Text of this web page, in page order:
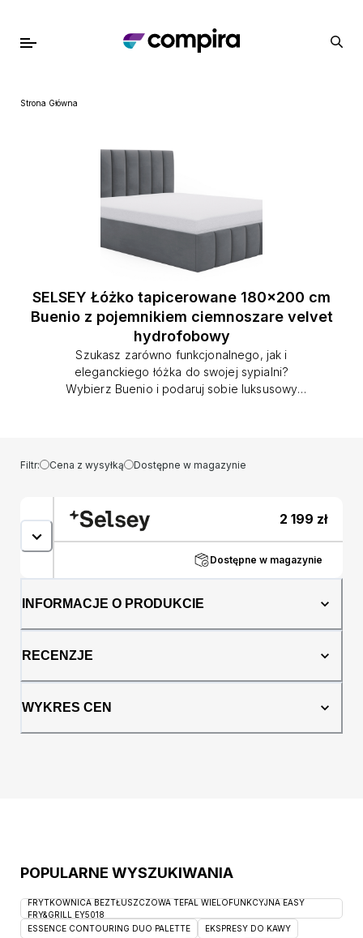
Strona Główna
SELSEY Łóżko tapicerowane 180x200 cm
Buenio z pojemnikiem ciemnoszare velvet
hydrofobowy
Szukasz zarówno funkcjonalnego, jak i
eleganckiego łóżka do swojej sypialni?
Wybierz Buenio i podaruj sobie luksusowy
wezgłowie prezentuje się niezwykle
efektownie dzięki gustownym przeszyciom w
przytulności i subtelnej finezji. Element
stanowi fantastyczną podporę dla Twoich
pleców podczas wieczornego seansu lub
lektury ulubionej książki. Wykonane z
ekskluzywnej tkaniny Magic Velvet, nasze
miękkości, który sprawi, że każda chwila
spędzona w jego towarzystwie będzie czystą
tkanina ta jest również wodoodporna, co
oznacza, że możesz cieszyć się spokojnym
posiadasz w domu pupile, nie musisz się
martwić o szkody - Łóżko Bueno jest
Filtr: Cena z wysyłką Dostępne w magazynie
2 199 zł
Dostępne w magazynie
INFORMACJE O PRODUKCIE
RECENZJE
WYKRES CEN
POPULARNE WYSZUKIWANIA
FRYTKOWNICA BEZTŁUSZCZOWA TEFAL WIELOFUNKCYJNA EASY
FRY&GRILL EY5018
ESSENCE CONTOURING DUO PALETTE
EKSPRESY DO KAWY